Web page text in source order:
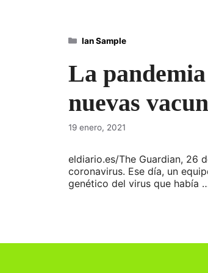
La
nuevas
19 enero, 2021
eldiario.es/The Guardian, 26
coronavirus. Ese día, un
genético del virus que había
Categorías
Ian Sample